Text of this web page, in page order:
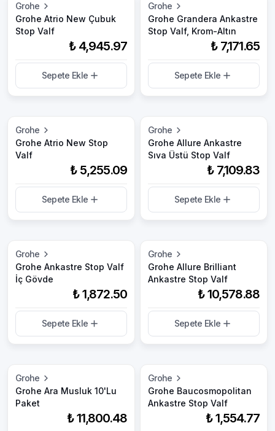
Grohe
Grohe Atrio New Çubuk
Stop Valf
₺ 4,945.97
Sepete Ekle
Grohe
Grohe Grandera Ankastre
Stop Valf, Krom-Altın
₺ 7,171.65
Sepete Ekle
Grohe
Grohe Atrio New Stop
Valf
₺ 5,255.09
Sepete Ekle
Grohe
Grohe Allure Ankastre
Sıva Üstü Stop Valf
₺ 7,109.83
Sepete Ekle
Grohe
Grohe Ankastre Stop Valf
İç Gövde
₺ 1,872.50
Sepete Ekle
Grohe
Grohe Allure Brilliant
Ankastre Stop Valf
₺ 10,578.88
Sepete Ekle
Grohe
Grohe Ara Musluk 10'Lu
Paket
₺ 11,800.48
Grohe
Grohe Baucosmopolitan
Ankastre Stop Valf
₺ 1,554.77